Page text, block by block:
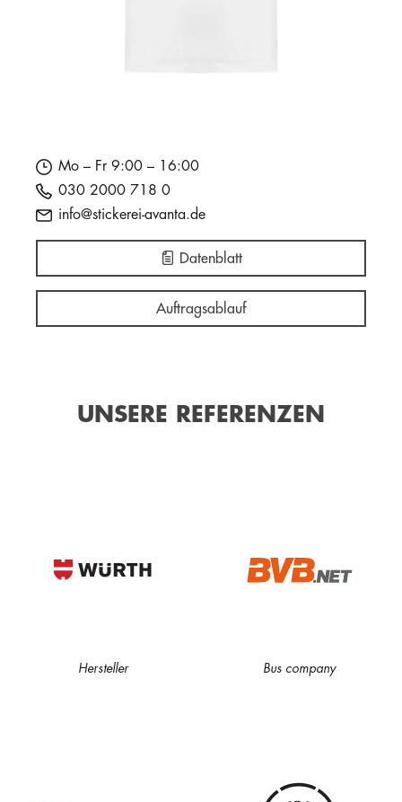
Mo – Fr 9:00 – 16:00
030 2000 718 0
info@stickerei-avanta.de
Datenblatt
Auftragsablauf
UNSERE REFERENZEN
Hersteller Bus company